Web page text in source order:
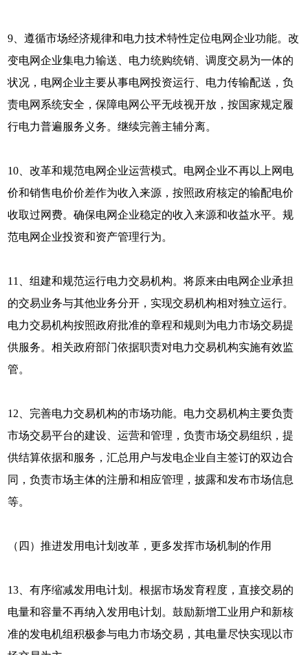
9、遵循市场经济规律和电力技术特性定位电网企业功能。改
变电网企业集电力输送、电力统购统销、调度交易为一体的
状况，电网企业主要从事电网投资运行、电力传输配送，负
责电网系统安全，保障电网公平无歧视开放，按国家规定履
行电力普遍服务义务。继续完善主辅分离。
10、改革和规范电网企业运营模式。电网企业不再以上网电
价和销售电价价差作为收入来源，按照政府核定的输配电价
收取过网费。确保电网企业稳定的收入来源和收益水平。规
范电网企业投资和资产管理行为。
11、组建和规范运行电力交易机构。将原来由电网企业承担
的交易业务与其他业务分开，实现交易机构相对独立运行。
电力交易机构按照政府批准的章程和规则为电力市场交易提
供服务。相关政府部门依据职责对电力交易机构实施有效监
管。
12、完善电力交易机构的市场功能。电力交易机构主要负责
市场交易平台的建设、运营和管理，负责市场交易组织，提
供结算依据和服务，汇总用户与发电企业自主签订的双边合
同，负责市场主体的注册和相应管理，披露和发布市场信息
等。
（四）推进发用电计划改革，更多发挥市场机制的作用
13、有序缩减发用电计划。根据市场发育程度，直接交易的
电量和容量不再纳入发用电计划。鼓励新增工业用户和新核
准的发电机组积极参与电力市场交易，其电量尽快实现以市